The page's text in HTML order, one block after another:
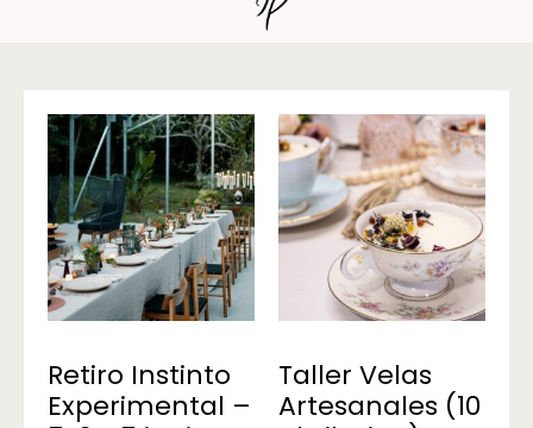
Retiro Instinto
Experimental –
Taller Velas
Artesanales (10